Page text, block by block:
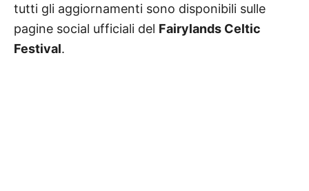
tutti gli aggiornamenti sono disponibili sulle
pagine social ufficiali del Fairylands Celtic
Festival.